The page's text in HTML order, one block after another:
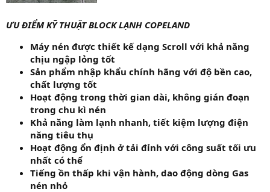
ƯU ĐIỂM KỸ THUẬT BLOCK LẠNH COPELAND
Máy nén được thiết kế dạng Scroll với khả năng
chịu ngập lỏng tốt
Sản phẩm nhập khẩu chính hãng với độ bền cao,
chất lượng tốt
Hoạt động trong thời gian dài, không gián đoạn
trong chu kì nén
Khả năng làm lạnh nhanh, tiết kiệm lượng điện
năng tiêu thụ
Hoạt động ổn định ở tải đỉnh với công suất tối ưu
nhất có thể
Tiếng ồn thấp khi vận hành, dao động dòng Gas
nén nhỏ